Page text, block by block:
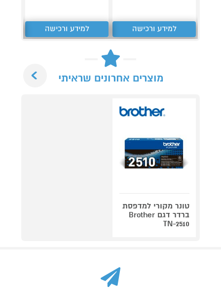
למידע ורכישה למידע ורכישה
מוצרים אחרונים שראיתי
טונר מקורי למדפסת
ברדר דגם Brother
TN-2510